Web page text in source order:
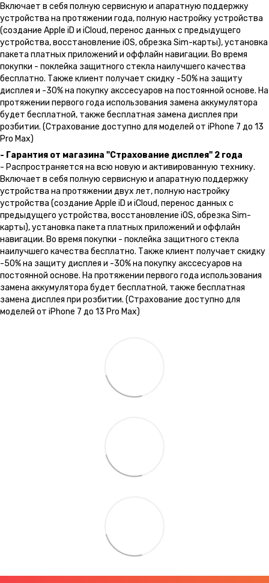
Включает в себя полную сервисную и апаратную поддержку
устройства на протяжении года, полную настройку устройства
(создание Apple iD и iCloud, перенос данных с предыдущего
устройства, восстановление iOS, обрезка Sim-карты), установка
пакета платных приложений и оффлайн навигации. Во время
покупки - поклейка защитного стекла наилучшего качества
бесплатно. Также клиент получает скидку -50% на защиту
дисплея и -30% на покупку акссесуаров на постоянной основе. На
протяжении первого года использования замена аккумулятора
будет бесплатной, также бесплатная замена дисплея при
розбитии. (Страхование доступно для моделей от iPhone 7 до 13
Pro Max)
- Гарантия от магазина "Страхование дисплея" 2 года
- Распространяется на всю новую и активированную технику.
Включает в себя полную сервисную и апаратную поддержку
устройства на протяжении двух лет, полную настройку
устройства (создание Apple iD и iCloud, перенос данных с
предыдущего устройства, восстановление iOS, обрезка Sim-
карты), установка пакета платных приложений и оффлайн
навигации. Во время покупки - поклейка защитного стекла
наилучшего качества бесплатно. Также клиент получает скидку
-50% на защиту дисплея и -30% на покупку акссесуаров на
постоянной основе. На протяжении первого года использования
замена аккумулятора будет бесплатной, также бесплатная
замена дисплея при розбитии. (Страхование доступно для
моделей от iPhone 7 до 13 Pro Max)